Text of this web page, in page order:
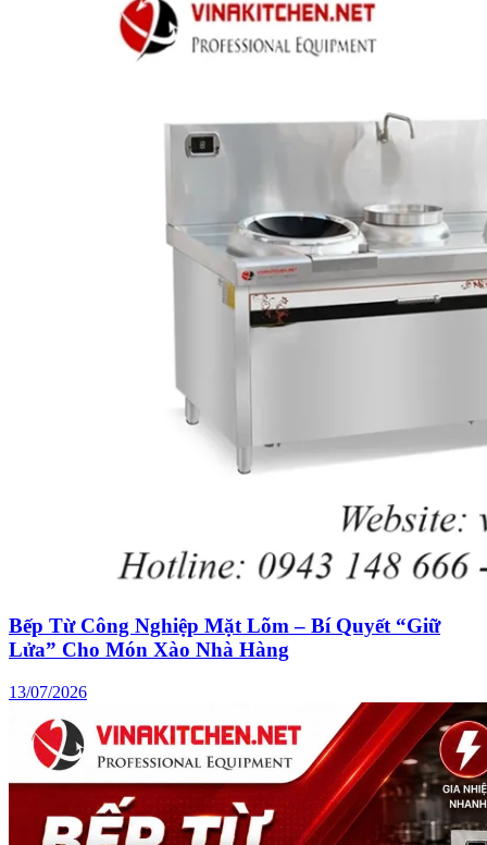
Bếp Từ Công Nghiệp Mặt Lõm – Bí Quyết “Giữ
Lửa” Cho Món Xào Nhà Hàng
13/07/2026